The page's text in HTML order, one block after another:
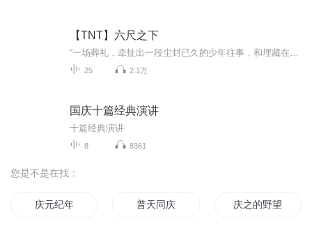
【TNT】六尺之下
25 2.1万
国庆十篇经典演讲
十篇经典演讲
8 8361
您是不是在找：
庆元纪年 普天同庆 庆之的野望